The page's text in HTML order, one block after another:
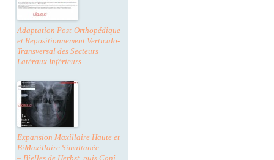
Adaptation Post-Orthopédique
et Repositionnement Verticalo-
Transversal des Secteurs
Latéraux Inférieurs
Expansion Maxillaire Haute et
BiMaxillaire Simultanée
– Bielles de Herbst, puis Conj